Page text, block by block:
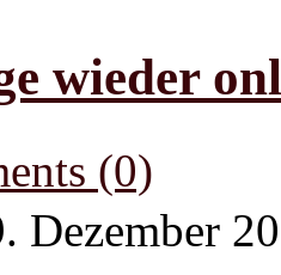
wieder
(0)
Dezember